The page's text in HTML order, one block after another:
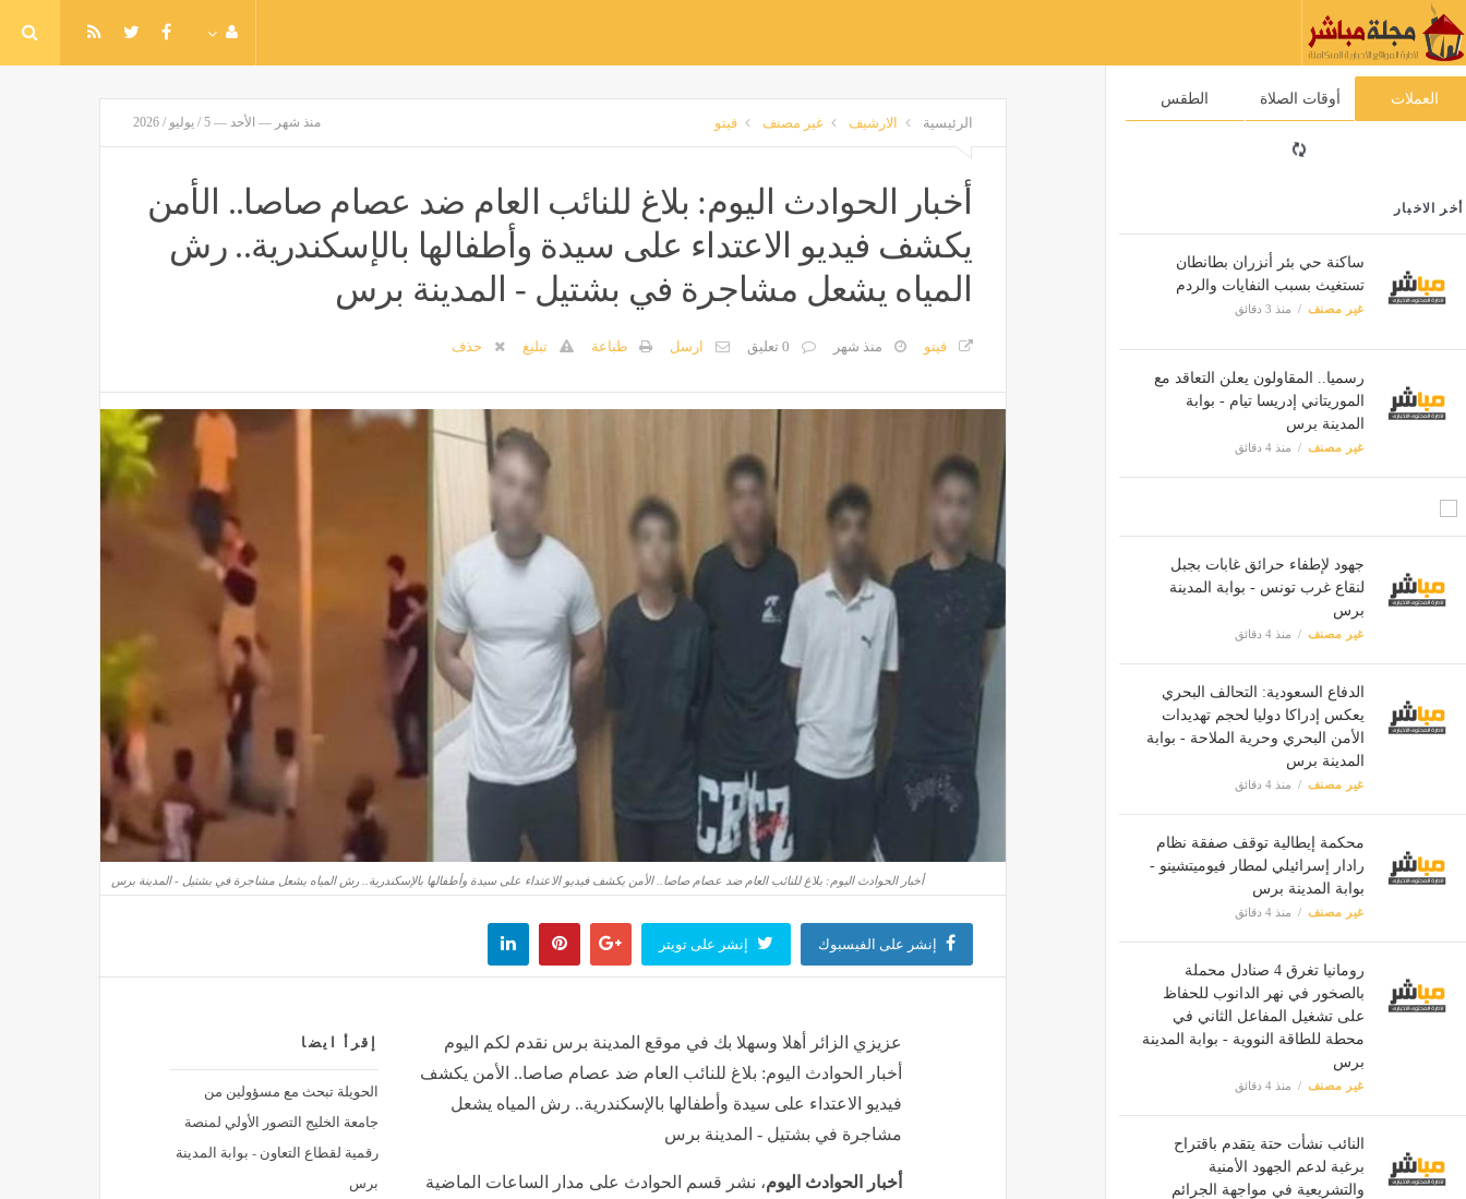
العملات أوقات الصلاة الطقس
أخر الاخبار
ساكنة حي بئر أنزران بطانطان
تستغيث بسبب النفايات والردم
غير مصنف منذ 3 دقائق
رسميا.. المقاولون يعلن التعاقد مع
الموريتاني إدريسا تيام - بوابة
المدينة برس
غير مصنف منذ 4 دقائق
جهود لإطفاء حرائق غابات بجبل
لنقاع غرب تونس - بوابة المدينة
برس
غير مصنف منذ 4 دقائق
الدفاع السعودية: التحالف البحري
يعكس إدراكا دوليا لحجم تهديدات
الأمن البحري وحرية الملاحة - بوابة
المدينة برس
غير مصنف منذ 4 دقائق
محكمة إيطالية توقف صفقة نظام
رادار إسرائيلي لمطار فيوميتشينو -
بوابة المدينة برس
غير مصنف منذ 4 دقائق
رومانيا تغرق 4 صنادل محملة
بالصخور في نهر الدانوب للحفاظ
على تشغيل المفاعل الثاني في
محطة للطاقة النووية - بوابة المدينة
برس
غير مصنف منذ 4 دقائق
النائب نشأت حتة يتقدم باقتراح
برغبة لدعم الجهود الأمنية
والتشريعية في مواجهة الجرائم
الرئيسية الارشيف غير مصنف فيتو منذ شهر — الأحد — 5 / يوليو / 2026
أخبار الحوادث اليوم: بلاغ للنائب العام ضد عصام صاصا.. الأمن
يكشف فيديو الاعتداء على سيدة وأطفالها بالإسكندرية.. رش
المياه يشعل مشاجرة في بشتيل - المدينة برس
فيتو منذ شهر 0 تعليق ارسل طباعة تبليغ حذف
أخبار الحوادث اليوم: بلاغ للنائب العام ضد عصام صاصا.. الأمن يكشف فيديو الاعتداء على سيدة وأطفالها بالإسكندرية.. رش المياه يشعل مشاجرة في بشتيل - المدينة برس
إنشر على الفيسبوك إنشر على تويتر
إقرأ ايضا
الحويلة تبحث مع مسؤولين من
جامعة الخليج التصور الأولي لمنصة
رقمية لقطاع التعاون - بوابة المدينة
برس
عزيزي الزائر أهلا وسهلا بك في موقع المدينة برس نقدم لكم اليوم
أخبار الحوادث اليوم: بلاغ للنائب العام ضد عصام صاصا.. الأمن يكشف
فيديو الاعتداء على سيدة وأطفالها بالإسكندرية.. رش المياه يشعل
مشاجرة في بشتيل - المدينة برس
أخبار الحوادث اليوم، نشر قسم الحوادث على مدار الساعات الماضية